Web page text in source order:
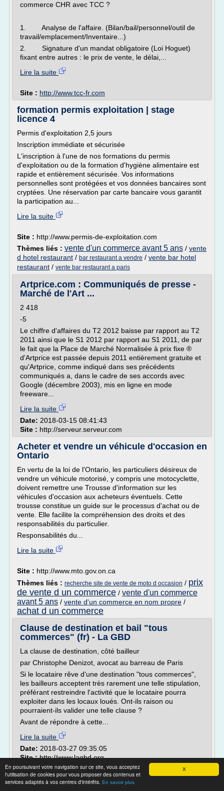
X
En poursuivant votre navigation sur ce site, vous acceptez
l'utilisation de cookies pour vous proposer des contenus et
services adaptés à vos centres d'intérêts. En savoir plus
commerce CHR avec TCC ?
1. Analyse de l'affaire. (Bilan/bail/personnel/outil de
travail/emplacement/Inventaire...)
2. Signature d'un mandat obligatoire (Loi Hoguet)
fixant entre autres : le prix de vente, le délai,...
Lire la suite
Site : http://www.tcc-fr.com
formation permis exploitation | stage
licence 4
Permis d'exploitation 2,5 jours
Inscription immédiate et sécurisée
L'inscription à l'une de nos formations du permis
d'exploitation ou de la formation d'hygiène alimentaire est
rapide et entièrement sécurisée. Vos informations
personnelles sont protégées et vos données bancaires sont
cryptées. Une réservation par carte bancaire vous garantit
la participation au...
Lire la suite
Site : http://www.permis-de-exploitation.com
Thèmes liés : vente d'un commerce avant 5 ans / vente
d hotel restaurant / bar restaurant a vendre / vente bar hotel
restaurant / vente bar restaurant a paris
Artprice.com : Communiqués de presse -
Marché de l'Art ...
2 418
-5
Le chiffre d'affaires du T2 2012 baisse par rapport au T2
2011 ainsi que le S1 2012 par rapport au S1 2011, de par
le fait que la Place de Marché Normalisée à prix fixe ®
d'Artprice est passée depuis 2011 entièrement gratuite et
qu'Artprice, comme indiqué dans ses précédents
communiqués a, dans le cadre de ses accords avec
Google (décembre 2003), mis en ligne en mode
freeware...
Lire la suite
Date: 2018-03-15 08:41:43
Site : http://serveur.serveur.com
Acheter et vendre un véhicule d'occasion en
Ontario
En vertu de la loi de l'Ontario, les particuliers désireux de
vendre un véhicule motorisé, y compris une motocyclette,
doivent remettre une Trousse d'information sur les
véhicules d'occasion aux acheteurs éventuels. Cette
trousse constitue un guide sur le processus d'achat ou de
vente. Elle facilite la compréhension des droits et des
responsabilités du particulier.
Responsabilités du...
Lire la suite
Site : http://www.mto.gov.on.ca
Thèmes liés : recherche site de vente de moto d occasion / prix
de vente d un commerce / vente d'un commerce
avant 5 ans / vente d'un commerce en nom propre /
achat d un commerce
Clause de destination et bail "tous
commerces" (fr) - La GBD
La clause de destination, côté bailleur
par Christophe Denizot, avocat au barreau de Paris
Si le locataire rêve d'une destination "tous commerces",
les bailleurs acceptent très rarement une telle stipulation,
préférant restreindre l'activité que le locataire pourra
exploiter dans les locaux loués. Ont-ils raison ou
pourraient-ils valider une telle clause ?
Avant de répondre à cette...
Lire la suite
Date: 2018-03-27 09:35:05
Site :http://www.lagbd.org
Restaurants à vendre - 06 - Alpes-Maritimes